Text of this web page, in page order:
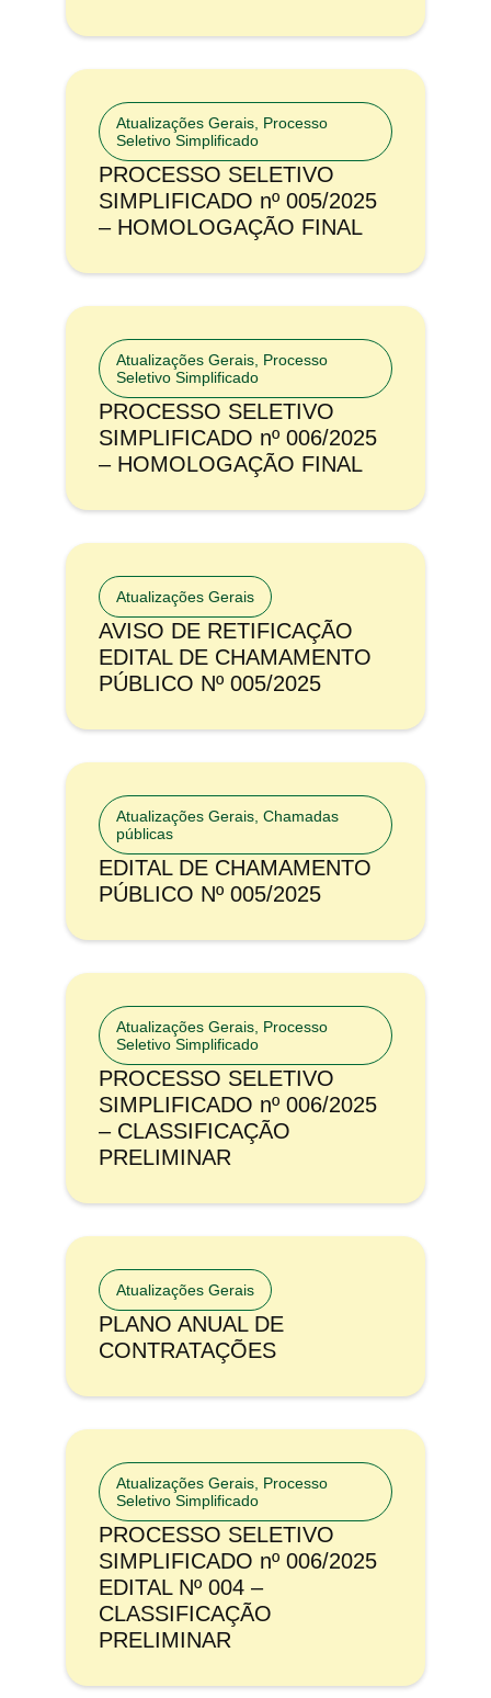
Atualizações Gerais Processo
Seletivo Simplificado
PROCESSO SELETIVO
SIMPLIFICADO nº 005/2025
– HOMOLOGAÇÃO FINAL
Atualizações Gerais Processo
Seletivo Simplificado
PROCESSO SELETIVO
SIMPLIFICADO nº 006/2025
– HOMOLOGAÇÃO FINAL
Atualizações Gerais
AVISO DE RETIFICAÇÃO
EDITAL DE CHAMAMENTO
PÚBLICO Nº 005/2025
Atualizações Gerais Chamadas
públicas
EDITAL DE CHAMAMENTO
PÚBLICO Nº 005/2025
Atualizações Gerais Processo
Seletivo Simplificado
PROCESSO SELETIVO
SIMPLIFICADO nº 006/2025
– CLASSIFICAÇÃO
PRELIMINAR
Atualizações Gerais
PLANO ANUAL DE
CONTRATAÇÕES
Atualizações Gerais Processo
Seletivo Simplificado
PROCESSO SELETIVO
SIMPLIFICADO nº 006/2025
EDITAL Nº 004 –
CLASSIFICAÇÃO
PRELIMINAR